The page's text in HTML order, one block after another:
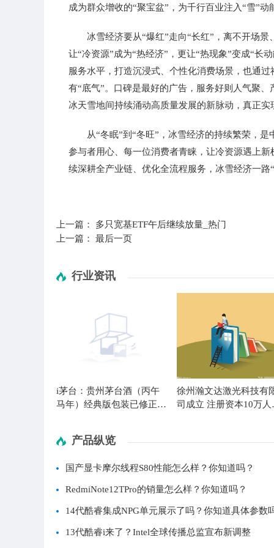
成为群众增收的“聚宝盆”，为千行百业注入“雪”
冰雪经济要从“爆红”走向“长红”，离不开场
让“冷资源”成为“热经济”，更让“热现象”变成“长
服务水平，打造沉浸式、个性化消费场景，也通
有“底气”。口碑是最好的广告，服务好则人气聚
冰天雪地间持续涌动高质量发展的新脉动，真正
从“冬眠”到“冬旺”，冰雪经济的持续繁荣，
参与者用心、每一位消费者青睐，让冷资源遇上
续深耕全产业链、优化全流程服务，冰雪经济一
上一篇： 多只宽基ETF午后继续放量_热门
上一篇： 最后一页
行业资讯
i茅台：贵州茅台酒（丙午
马年）经典版包装已修正-
徐州瀚文达激光科技有
司成立 注册资本10万人
产品纵览
国产显卡摩尔线程S80性能怎么样？你知道吗？
RedmiNote12TPro的销量怎么样？你知道吗？
14代酷睿集成NPG单元展示了吗？你知道具体参数
13代酷睿i来了？Intel全球传播总监宣布新调整